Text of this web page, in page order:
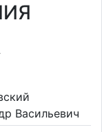
Васильевич